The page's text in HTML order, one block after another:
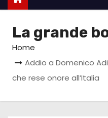
o
La grande
Home
Addio a Domenico
che rese onore all’Italia